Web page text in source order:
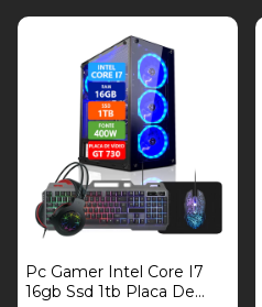
Pc Gamer Intel Core I7
16gb Ssd 1tb Placa De